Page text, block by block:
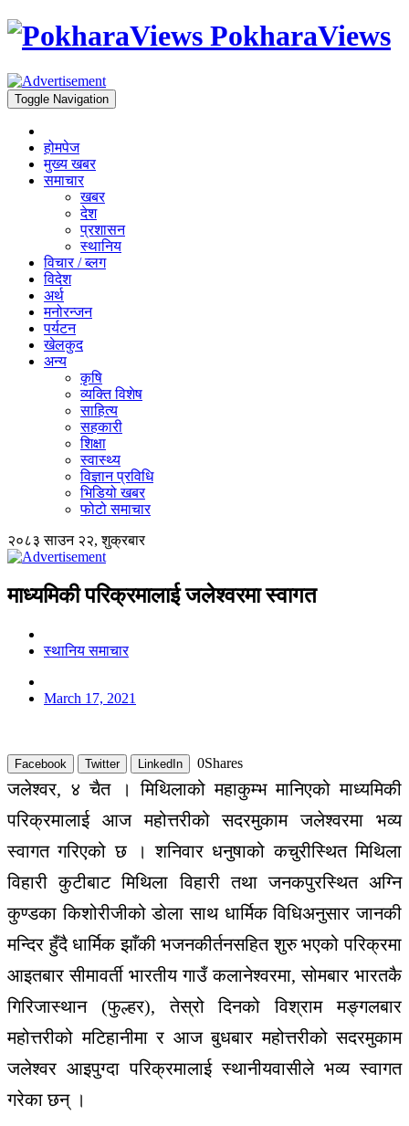
PokharaViews
Toggle Navigation
होमपेज
मुख्य खबर
समाचार
खबर
देश
प्रशासन
स्थानिय
विचार / ब्लग
विदेश
अर्थ
मनोरन्जन
पर्यटन
खेलकुद
अन्य
कृषि
व्यक्ति विशेष
साहित्य
सहकारी
शिक्षा
स्वास्थ्य
विज्ञान प्रविधि
भिडियो खबर
फोटो समाचार
२०८३ साउन २२, शुक्रबार
माध्यमिकी परिक्रमालाई जलेश्वरमा स्वागत
स्थानिय समाचार
March 17, 2021
Facebook Twitter LinkedIn 0Shares
जलेश्वर, ४ चैत । मिथिलाको महाकुम्भ मानिएको माध्यमिकी
परिक्रमालाई आज महोत्तरीको सदरमुकाम जलेश्वरमा भव्य
स्वागत गरिएको छ । शनिवार धनुषाको कचुरीस्थित मिथिला
विहारी कुटीबाट मिथिला विहारी तथा जनकपुरस्थित अग्नि
कुण्डका किशोरीजीको डोला साथ धार्मिक विधिअनुसार जानकी
मन्दिर हुँदै धार्मिक झाँकी भजनकीर्तनसहित शुरु भएको परिक्रमा
आइतबार सीमावर्ती भारतीय गाउँ कलानेश्वरमा, सोमबार भारतकै
गिरिजास्थान (फुल्हर), तेस्रो दिनको विश्राम मङ्गलबार
महोत्तरीको मटिहानीमा र आज बुधबार महोत्तरीको सदरमुकाम
जलेश्वर आइपुग्दा परिक्रमालाई स्थानीयवासीले भव्य स्वागत
गरेका छन् ।